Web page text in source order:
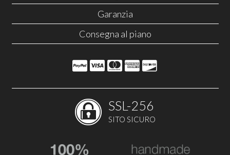
Garanzia
Consegna al piano
SSL-256
SITO SICURO